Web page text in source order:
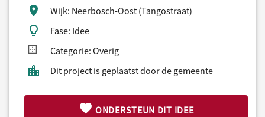
Wijk: Neerbosch-Oost (Tangostraat)
Fase: Idee
Categorie: Overig
Dit project is geplaatst door de gemeente
ONDERSTEUN DIT IDEE